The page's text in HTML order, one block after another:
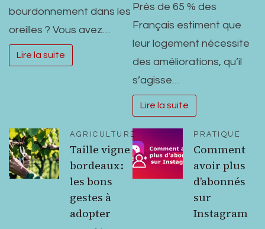
bourdonnement dans les
oreilles ? Vous avez…
Lire la suite
Près de 65 % des
Français estiment que
leur logement nécessite
des améliorations, qu’il
s’agisse…
Lire la suite
AGRICULTURE
Taille vigne
bordeaux :
les bons
gestes à
adopter
PRATIQUE
Comment
avoir plus
d’abonnés
sur
Instagram